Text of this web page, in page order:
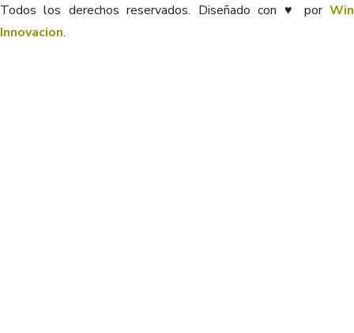
Todos los derechos reservados. Diseñado con ♥ por Win
Innovacion.